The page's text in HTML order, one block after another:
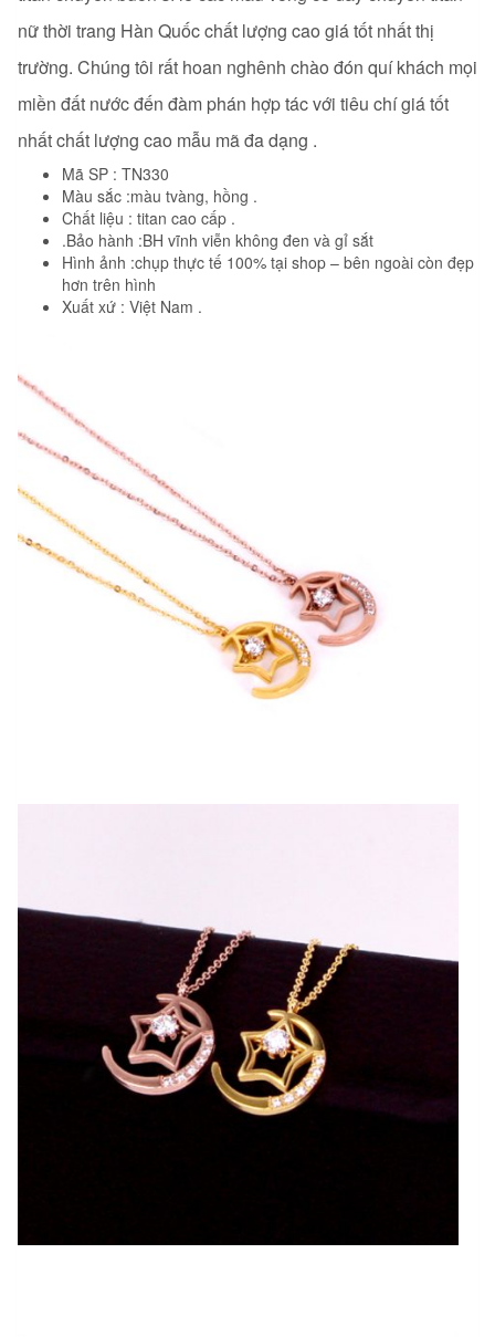
nữ thời trang Hàn Quốc chất lượng cao giá tốt nhất thị
trường. Chúng tôi rất hoan nghênh chào đón quí khách mọi
miền đất nước đến đàm phán hợp tác với tiêu chí giá tốt
nhất chất lượng cao mẫu mã đa dạng .
Mã SP : TN330
Màu sắc :màu tvàng, hồng .
Chất liệu : titan cao cấp .
.Bảo hành :BH vĩnh viễn không đen và gỉ sắt
Hình ảnh :chụp thực tế 100% tại shop – bên ngoài còn đẹp
hơn trên hình
Xuất xứ : Việt Nam .